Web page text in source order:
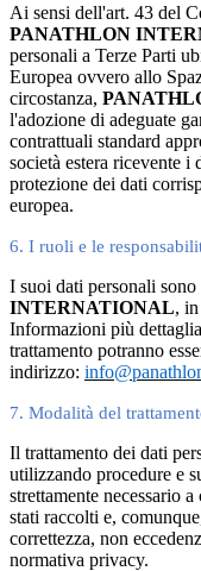
Ai sensi dell'art. 43 del
PANATHLON
personali a Terze Parti
Europea ovvero allo
circostanza,
l'adozione di adeguate
contrattuali standard
società estera ricevente
protezione dei dati
europea.
6. I ruoli e le
I suoi dati personali sono
INTERNATIONAL,
Informazioni più
trattamento potranno
indirizzo:
7. Modalità del
Il trattamento dei dati
utilizzando procedure e
strettamente necessario
stati raccolti e,
correttezza, non
normativa privacy.